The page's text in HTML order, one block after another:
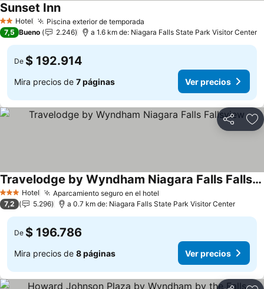
2 Estrellas
Hotel Piscina exterior de temporada
Sunset InnVer precios
7,5 Bueno 2.246 a 1.6 km de: Niagara Falls State Park Visitor Center
De $ 192.914
Mira precios de 7 páginas Ver precios
Compartir
3 Estrellas
Hotel Aparcamiento seguro en el hotel
Travelodge by Wyndham Niagara Falls Fallsview
Ver precios
7,2 5.296 a 0.7 km de: Niagara Falls State Park Visitor Center
De $ 196.786
Mira precios de 8 páginas Ver precios